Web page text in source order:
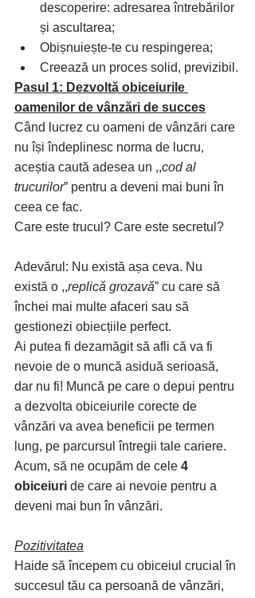
descoperire: adresarea întrebărilor
și ascultarea;
Obișnuiește-te cu respingerea;
Creează un proces solid, previzibil.
Pasul 1: Dezvoltă obiceiurile
oamenilor de vânzări de succes
Când lucrez cu oameni de vânzări care
nu își îndeplinesc norma de lucru,
aceștia caută adesea un ,,cod al
trucurilor” pentru a deveni mai buni în
ceea ce fac.
Care este trucul? Care este secretul?
Adevărul: Nu există așa ceva. Nu
există o ,,replică grozavă” cu care să
închei mai multe afaceri sau să
gestionezi obiecțiile perfect.
Ai putea fi dezamăgit să afli că va fi
nevoie de o muncă asiduă serioasă,
dar nu fi! Muncă pe care o depui pentru
a dezvolta obiceiurile corecte de
vânzări va avea beneficii pe termen
lung, pe parcursul întregii tale cariere.
Acum, să ne ocupăm de cele 4
obiceiuri de care ai nevoie pentru a
deveni mai bun în vânzări.
Pozitivitatea
Haide să începem cu obiceiul crucial în
succesul tău ca persoană de vânzări,